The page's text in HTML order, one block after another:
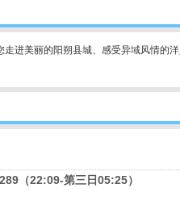
进美丽的阳朔县城、感受异域风情
（22:09-第三日05:25）